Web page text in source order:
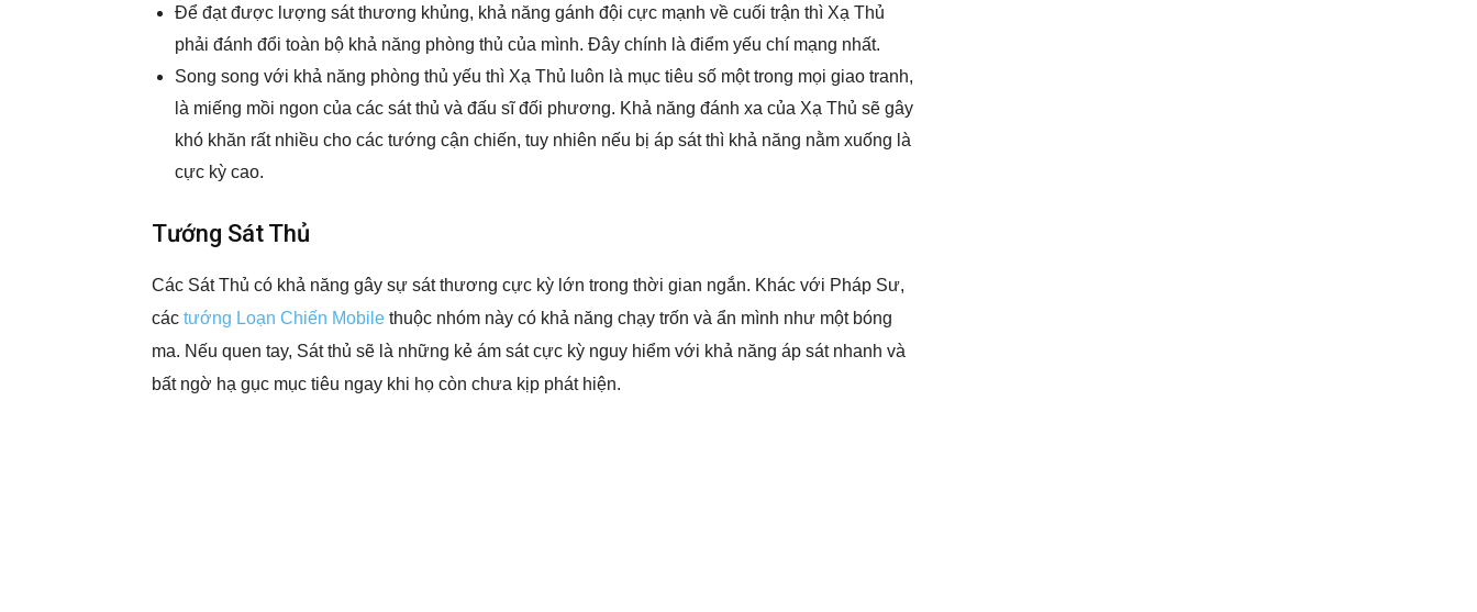
Để đạt được lượng sát thương khủng, khả năng gánh đội cực mạnh về cuối trận thì Xạ Thủ
phải đánh đổi toàn bộ khả năng phòng thủ của mình. Đây chính là điểm yếu chí mạng nhất.
Song song với khả năng phòng thủ yếu thì Xạ Thủ luôn là mục tiêu số một trong mọi giao tranh,
là miếng mồi ngon của các sát thủ và đấu sĩ đối phương. Khả năng đánh xa của Xạ Thủ sẽ gây
khó khăn rất nhiều cho các tướng cận chiến, tuy nhiên nếu bị áp sát thì khả năng nằm xuống là
cực kỳ cao.
Tướng Sát Thủ
Các Sát Thủ có khả năng gây sự sát thương cực kỳ lớn trong thời gian ngắn. Khác với Pháp Sư,
các tướng Loạn Chiến Mobile thuộc nhóm này có khả năng chạy trốn và ẩn mình như một bóng
ma. Nếu quen tay, Sát thủ sẽ là những kẻ ám sát cực kỳ nguy hiểm với khả năng áp sát nhanh và
bất ngờ hạ gục mục tiêu ngay khi họ còn chưa kịp phát hiện.